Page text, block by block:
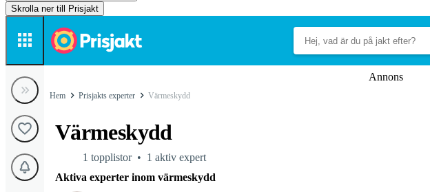
Skrolla ner till Prisjakt
Annons
Hem Prisjakts experter Värmeskydd
Värmeskydd
1 topplistor
1 aktiv expert
Aktiva experter inom värmeskydd